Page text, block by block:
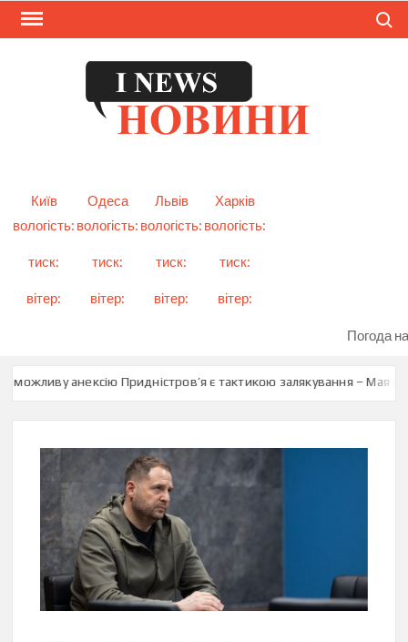
Skip
Київ
Одеса Львів
Харків
вологість:
тиск:
вітер:
вологість:
тиск:
вітер:
вологість:
тиск:
вітер:
вологість:
тиск:
вітер:
Погода
можливу анексію Придністров’я є тактикою залякування – Мая